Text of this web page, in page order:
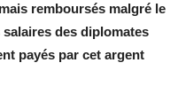
remboursés malgré le
des diplomates
payés par cet argent